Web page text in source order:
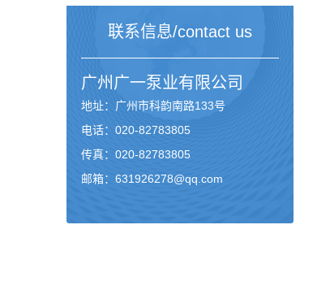
联系信息/contact us
广州 广一泵业有限公司
地址：广州市科韵南路133号
电话：020-82783805
传真：020-82783805
邮箱：631926278@qq.com